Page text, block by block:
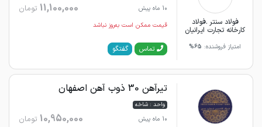
فولاد سنتر .فولاد
کارخانه تجارت ایرانیان
امتیاز فروشنده: 65%
10 ماه پیش
11,100,000 تومان
قیمت ممکن است به‌روز نباشد
تماس گفتگو
تیرآهن 30 ذوب آهن اصفهان
واحد : شاخه
10 ماه پیش
10,950,000 تومان